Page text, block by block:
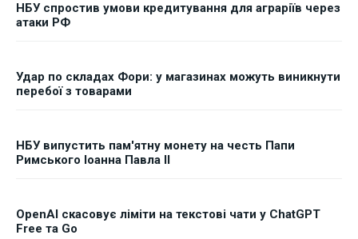
НБУ спростив умови кредитування для аграріїв через
атаки РФ
Удар по складах Фори: у магазинах можуть виникнути
перебої з товарами
НБУ випустить пам'ятну монету на честь Папи
Римського Іоанна Павла II
OpenAI скасовує ліміти на текстові чати у ChatGPT
Free та Go